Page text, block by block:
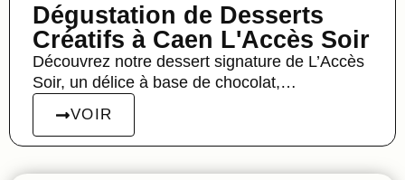
Dégustation de Desserts
Créatifs à Caen L'Accès Soir
Découvrez notre dessert signature de L’Accès
Soir, un délice à base de chocolat,…
VOIR